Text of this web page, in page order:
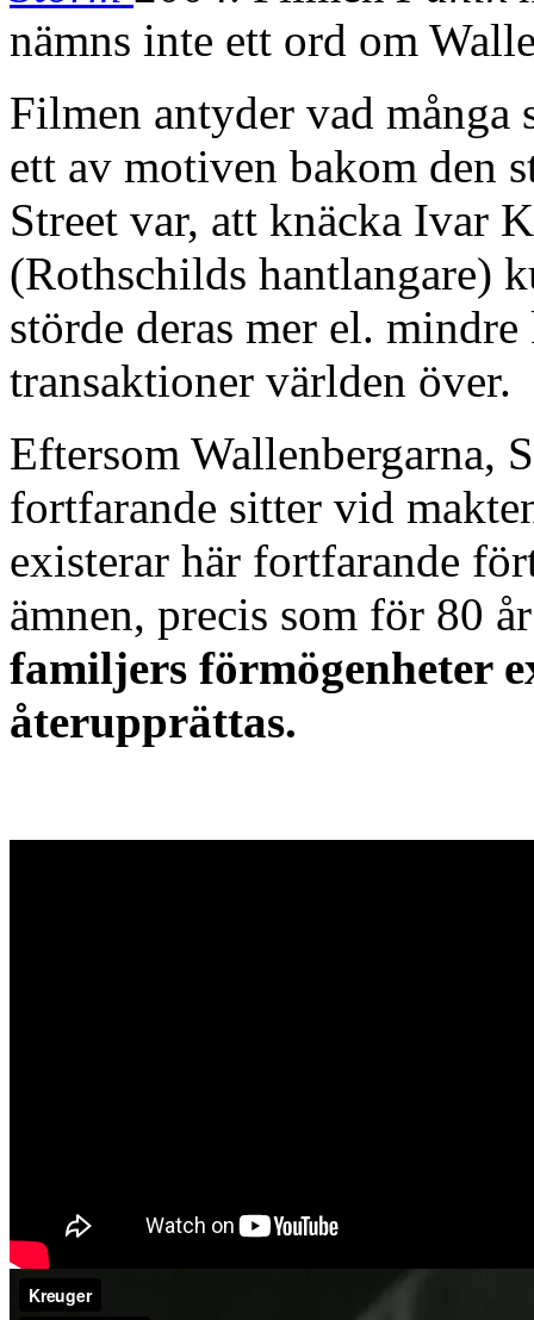
nämns inte ett ord om
Filmen antyder vad många
ett av motiven bakom den
Street var, att knäcka Ivar
(Rothschilds hantlangare)
störde deras mer el.
transaktioner världen över.
Eftersom Wallenbergarna,
fortfarande sitter vid
existerar här fortfarande
ämnen, precis som för 80
familjers förmögenheter
återupprättas.